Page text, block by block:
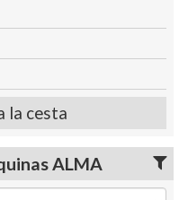
cesta
ALMA